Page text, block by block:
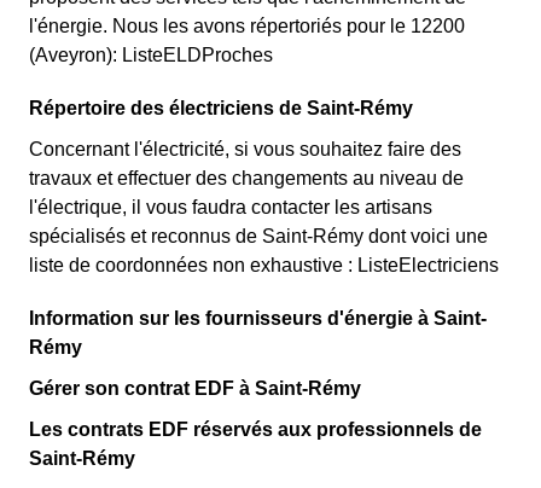
l'énergie. Nous les avons répertoriés pour le 12200
(Aveyron): ListeELDProches
Répertoire des électriciens de Saint-Rémy
Concernant l'électricité, si vous souhaitez faire des
travaux et effectuer des changements au niveau de
l'électrique, il vous faudra contacter les artisans
spécialisés et reconnus de Saint-Rémy dont voici une
liste de coordonnées non exhaustive : ListeElectriciens
Information sur les fournisseurs d'énergie à Saint-
Rémy
Gérer son contrat EDF à Saint-Rémy
Les contrats EDF réservés aux professionnels de
Saint-Rémy